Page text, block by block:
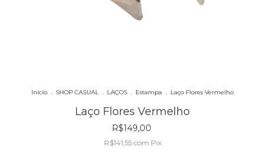
Início . SHOP CASUAL . LAÇOS . Estampa . Laço Flores Vermelho
Laço Flores Vermelho
R$149,00
R$141,55 com Pix